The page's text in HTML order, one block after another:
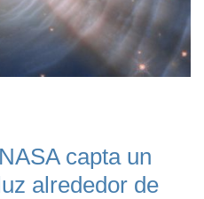
capta un
alrededor de